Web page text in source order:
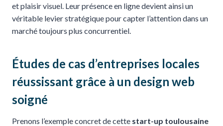
et plaisir visuel. Leur présence en ligne devient ainsi un
véritable levier stratégique pour capter l’attention dans un
marché toujours plus concurrentiel.
Études de cas d’entreprises locales
réussissant grâce à un design web
soigné
Prenons l’exemple concret de cette start-up toulousaine